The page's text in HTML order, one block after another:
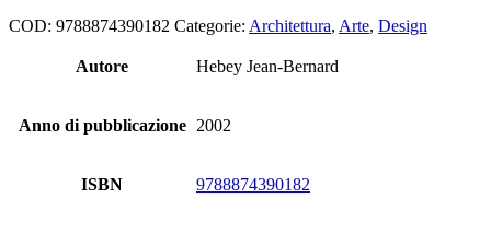
COD: 9788874390182 Categorie: Architettura, Arte, Design
Autore Hebey Jean-Bernard
Anno di pubblicazione 2002
ISBN 9788874390182